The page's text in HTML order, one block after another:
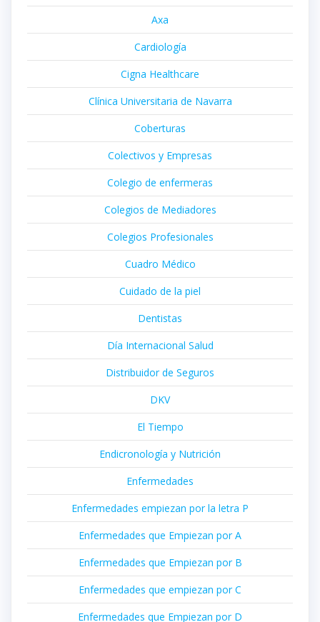
Axa
Cardiología
Cigna Healthcare
Clínica Universitaria de Navarra
Coberturas
Colectivos y Empresas
Colegio de enfermeras
Colegios de Mediadores
Colegios Profesionales
Cuadro Médico
Cuidado de la piel
Dentistas
Día Internacional Salud
Distribuidor de Seguros
DKV
El Tiempo
Endicronología y Nutrición
Enfermedades
Enfermedades empiezan por la letra P
Enfermedades que Empiezan por A
Enfermedades que Empiezan por B
Enfermedades que empiezan por C
Enfermedades que Empiezan por D